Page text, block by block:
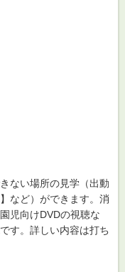
ない場所の見学（出動
など）ができます。消
児向けDVDの視聴な
す。詳しい内容は打ち